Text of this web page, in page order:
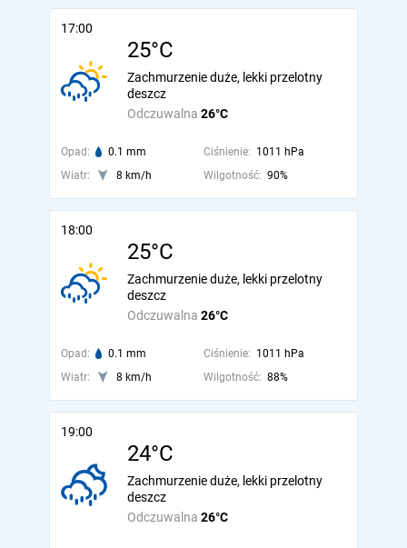
17:00
25°C
Odczuwalna 26°C
Zachmurzenie duże, lekki przelotny
deszcz
Opad: 0.1 mm Ciśnienie: 1011 hPa
Wiatr:
8 km/h Wilgotność: 90%
18:00
25°C
Odczuwalna 26°C
Zachmurzenie duże, lekki przelotny
deszcz
Opad: 0.1 mm Ciśnienie: 1011 hPa
Wiatr:
8 km/h Wilgotność: 88%
19:00
24°C
Odczuwalna 26°C
Zachmurzenie duże, lekki przelotny
deszcz